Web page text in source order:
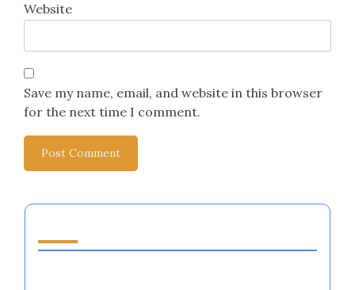
Website
Save my name, email, and website in this browser
for the next time I comment.